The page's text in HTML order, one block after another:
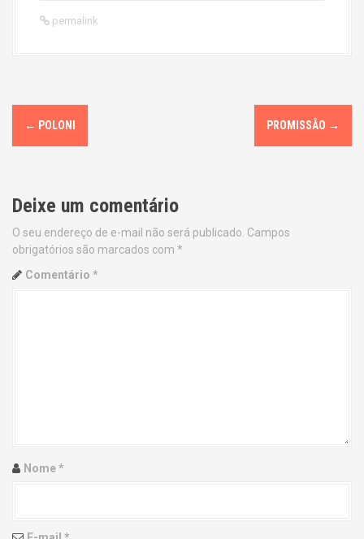
permalink
P
o
t
n
a
i
n
← POLONI PROMISSÃO →
Deixe um comentário
O seu endereço de e-mail não será publicado. Campos
obrigatórios são marcados com *
Comentário *
Nome*